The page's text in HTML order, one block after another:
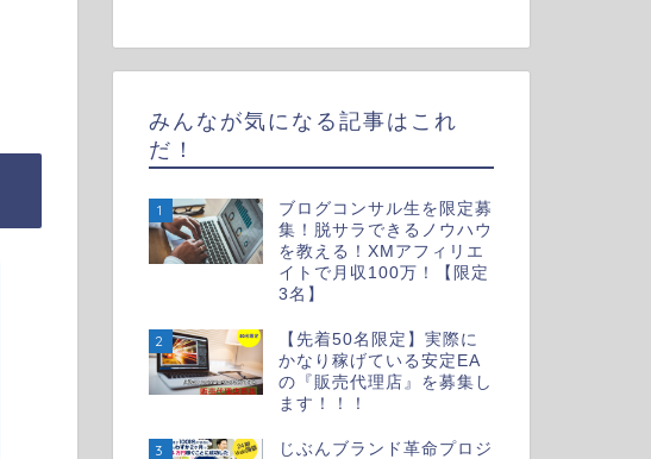
みんなが気になる記事はこれ
だ！
1
ブログコンサル生を限定募
集！脱サラできるノウハウ
を教える！XMアフィリエ
イトで月収100万！【限定
3名】
2
【先着50名限定】実際に
かなり稼げている安定EA
の『販売代理店』を募集し
ます！！！
3 じぶんブランド革命プロジ